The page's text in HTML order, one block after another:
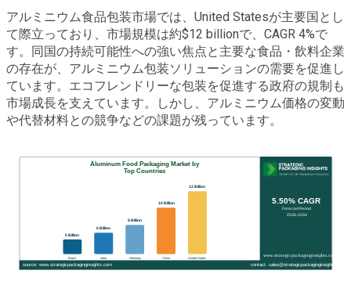
アルミニウム食品包装市場では、United Statesが主要国とし
て際立っており、市場規模は約$12 billionで、CAGR 4%で
す。同国の持続可能性への強い焦点と主要な食品・飲料企業
の存在が、アルミニウム包装ソリューションの需要を促進し
ています。エコフレンドリーな包装を促進する政府の規制も
市場成長を支えています。しかし、アルミニウム価格の変動
や代替材料との競争などの課題が残っています。